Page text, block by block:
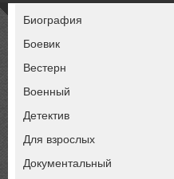
Биография
Боевик
Вестерн
Военный
Детектив
Для взрослых
Документальный